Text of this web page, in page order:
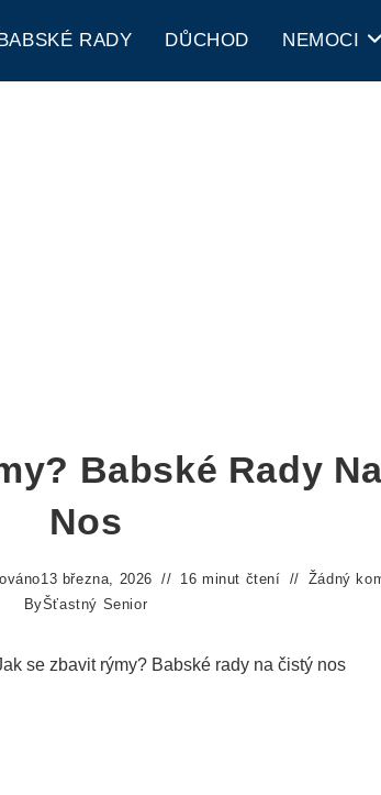
RADY DŮCHOD NEMOCI
Babské Rady
Nos
13 března, 2026 16 minut čtení
Žádný
ByŠťastný Senior
se zbavit rýmy? Babské rady na čistý nos